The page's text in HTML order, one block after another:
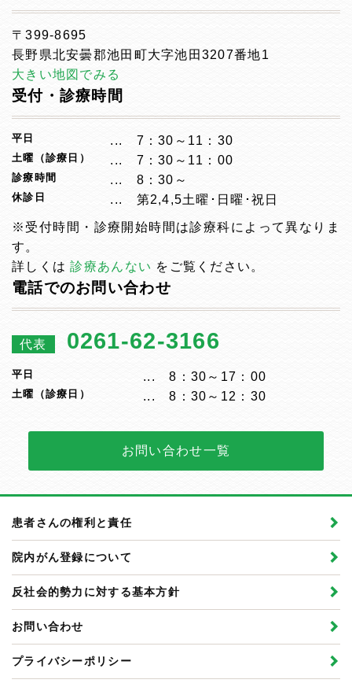
〒399-8695
長野県北安曇郡池田町大字池田3207番地1
大きい地図でみる
受付・診療時間
平日 7：30～11：30
土曜（診療日） 7：30～11：00
診療時間 8：30～
休診日 第2,4,5土曜･日曜･祝日
※受付時間・診療開始時間は診療科によって異なりま
す。
詳しくは診療あんない をご覧ください。
電話でのお問い合わせ
代表 0261-62-3166
平日 8：30～17：00
土曜（診療日） 8：30～12：30
お問い合わせ一覧
患者さんの権利と責任
院内がん登録について
反社会的勢力に対する基本方針
お問い合わせ
プライバシーポリシー